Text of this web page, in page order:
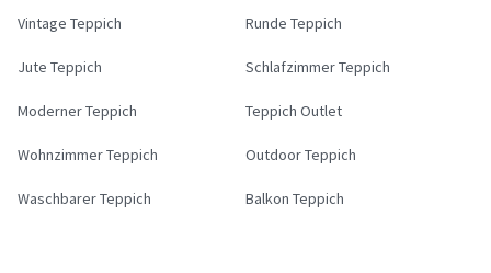
Vintage Teppich Runde Teppich
Jute Teppich Schlafzimmer Teppich
Moderner Teppich Teppich Outlet
Wohnzimmer Teppich Outdoor Teppich
Waschbarer Teppich Balkon Teppich